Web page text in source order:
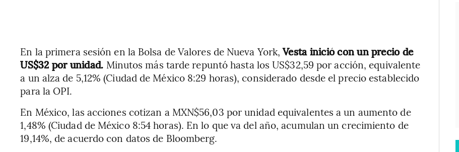
En la primera sesión en la Bolsa de Valores de Nueva York,Vesta inició con un precio de
US$32 por unidad. Minutos más tarde repuntó hasta los US$32,59 por acción, equivalente
a un alza de 5,12% (Ciudad de México 8:29 horas), considerado desde el precio establecido
para la OPI.
En México, las acciones cotizan a MXN$56,03 por unidad equivalentes a un aumento de
1,48% (Ciudad de México 8:54 horas). En lo que va del año, acumulan un crecimiento de
19,14%, de acuerdo con datos de Bloomberg.